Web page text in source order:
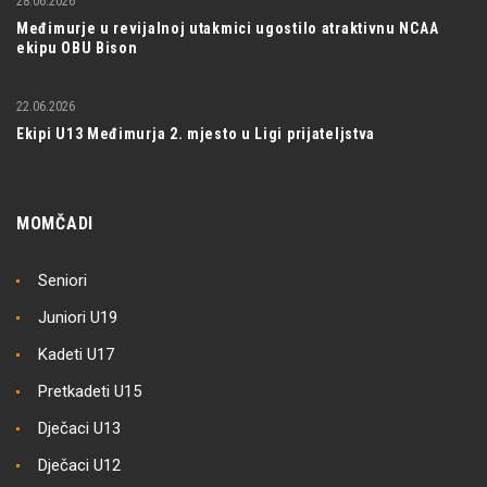
Međimurje u revijalnoj utakmici ugostilo atraktivnu NCAA
ekipu OBU Bison
Ekipi U13 Međimurja 2. mjesto u Ligi prijateljstva
22.06.2026
MOMČADI
Seniori
Juniori U19
Kadeti U17
Pretkadeti U15
Dječaci U13
Dječaci U12